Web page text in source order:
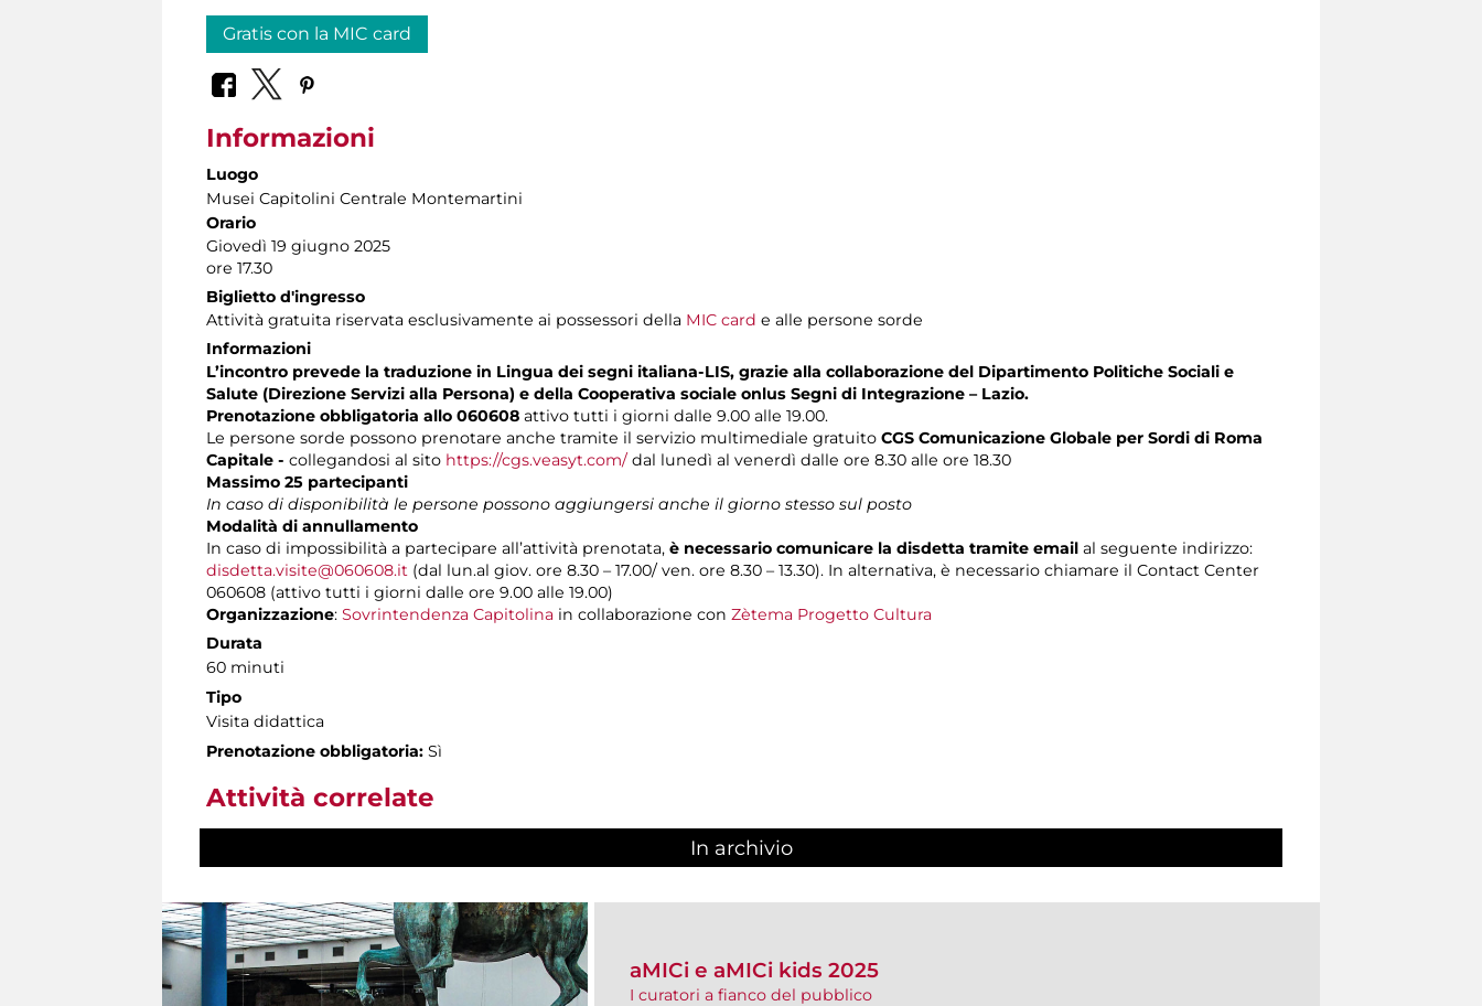
Gratis con la MIC card
Informazioni
Luogo
Musei Capitolini Centrale Montemartini
Orario
Giovedì 19 giugno 2025
ore 17.30
Biglietto d'ingresso
Attività gratuita riservata esclusivamente ai possessori della MIC card e alle persone sorde
Informazioni
L’incontro prevede la traduzione in Lingua dei segni italiana-LIS, grazie alla collaborazione del Dipartimento Politiche Sociali e
Salute (Direzione Servizi alla Persona) e della Cooperativa sociale onlus Segni di Integrazione – Lazio.
Prenotazione obbligatoria allo 060608 attivo tutti i giorni dalle 9.00 alle 19.00.
Le persone sorde possono prenotare anche tramite il servizio multimediale gratuito CGS Comunicazione Globale per Sordi di Roma
Capitale - collegandosi al sito https://cgs.veasyt.com/dal lunedì al venerdì dalle ore 8.30 alle ore 18.30
Massimo 25 partecipanti
In caso di disponibilità le persone possono aggiungersi anche il giorno stesso sul posto
Modalità di annullamento
In caso di impossibilità a partecipare all’attività prenotata, è necessario comunicare la disdetta tramite email al seguente indirizzo:
disdetta.visite@060608.it (dal lun.al giov. ore 8.30 – 17.00/ ven. ore 8.30 – 13.30). In alternativa, è necessario chiamare il Contact Center
060608 (attivo tutti i giorni dalle ore 9.00 alle 19.00)
Organizzazione: Sovrintendenza Capitolina in collaborazione con Zètema Progetto Cultura
Durata
60 minuti
Tipo
Visita didattica
Prenotazione obbligatoria: Sì
Attività correlate
In archivio
aMICi e aMICi kids 2025
I curatori a fianco del pubblico